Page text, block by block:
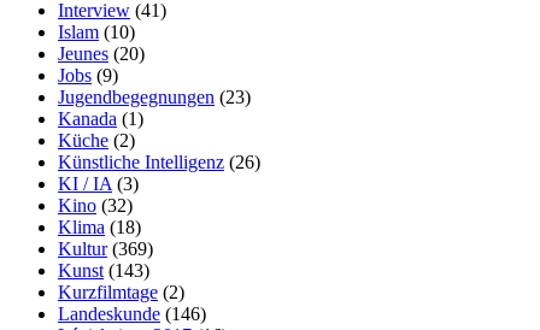
Interview (41)
Islam (10)
Jeunes (20)
Jobs (9)
Jugendbegegnungen (23)
Kanada (1)
Küche (2)
Künstliche Intelligenz (26)
KI / IA (3)
Kino (32)
Klima (18)
Kultur(369)
Kunst (143)
Kurzfilmtage (2)
Landeskunde (146)